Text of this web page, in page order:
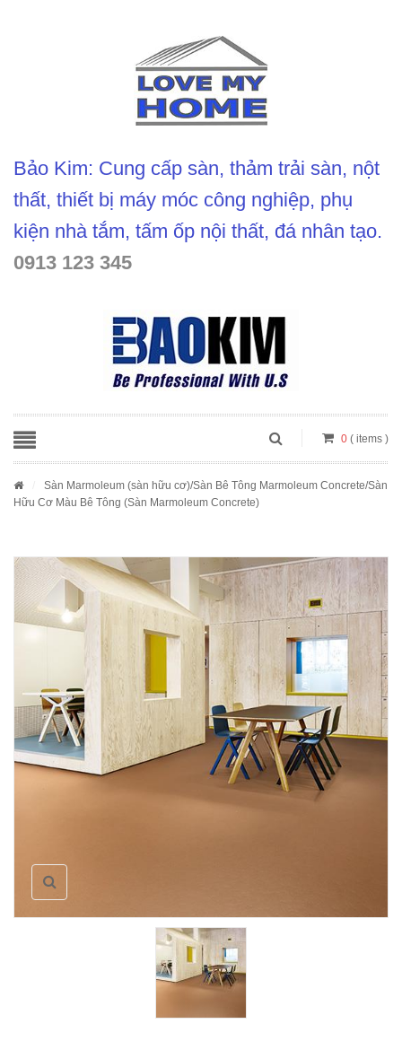
Bảo Kim: Cung cấp sàn, thảm trải sàn, nột
thất, thiết bị máy móc công nghiệp, phụ
kiện nhà tắm, tấm ốp nội thất, đá nhân tạo.
0913 123 345
0 ( items )
Sàn Marmoleum (sàn hữu cơ)/Sàn Bê Tông Marmoleum Concrete/Sàn
Hữu Cơ Màu Bê Tông (Sàn Marmoleum Concrete)